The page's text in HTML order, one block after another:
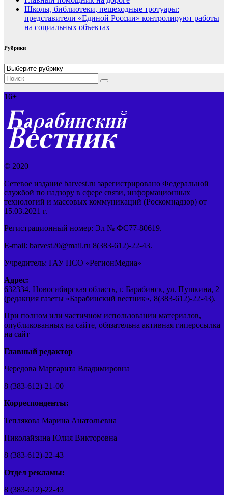
Школы, библиотеки, пешеходные тротуары:
представители «Единой России» контролируют работы
на социальных объектах
Рубрики
Рубрики
16+
© 2020
Сетевое издание barvest.ru зарегистрировано Федеральной
службой по надзору в сфере связи, информационных
технологий и массовых коммуникаций (Роскомнадзор) от
15.03.2021 г.
Регистрационный номер: Эл № ФС77-80619.
E-mail: barvest20@mail.ru 8(383-612)-22-43.
Учредитель: ГАУ НСО «РегионМедиа»
Адрес:
632334, Новосибирская область, г. Барабинск, ул. Пушкина, 2
(редакция газеты «Барабинский вестник», 8(383-612)-22-43).
При полном или частичном использовании материалов,
опубликованных на сайте, обязательна активная гиперссылка
на сайт
Главный редактор
Чередова Маргарита Владимировна
8 (383-612)-21-00
Корреспонденты:
Теплякова Марина Анатольевна
Николайзина Юлия Викторовна
8 (383-612)-22-43
Отдел рекламы:
8 (383-612)-22-43